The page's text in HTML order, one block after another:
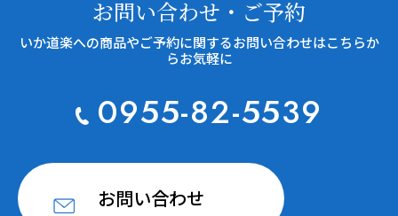
お問い合わせ・ご予約
いか道楽への商品やご予約に関するお問い合わせはこちらか
らお気軽に
0955-82-5539
お問い合わせ